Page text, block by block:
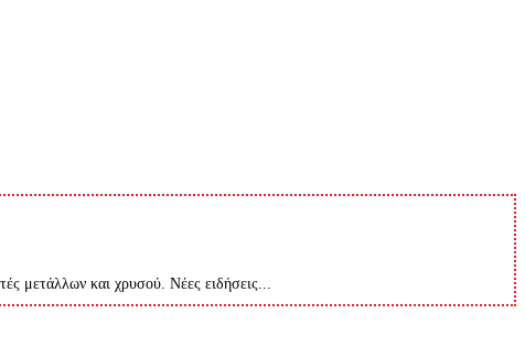
μετάλλων και χρυσού. Νέες ειδήσεις...